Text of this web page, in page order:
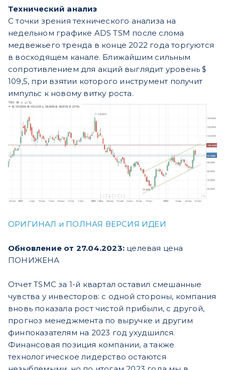
Технический анализ
С точки зрения технического анализа на
недельном графике ADS TSM после слома
медвежьего тренда в конце 2022 года торгуются
в восходящем канале. Ближайшим сильным
сопротивлением для акций выглядит уровень $
109,5, при взятии которого инструмент получит
импульс к новому витку роста.
ОРИГИНАЛ и ПОЛНАЯ ВЕРСИЯ ИДЕИ
Обновление от 27.04.2023: целевая цена
ПОНИЖЕНА
Отчет TSMC за 1-й квартал оставил смешанные
чувства у инвесторов: с одной стороны, компания
вновь показала рост чистой прибыли, с другой,
прогноз менеджмента по выручке и другим
финпоказателям на 2023 год ухудшился.
Финансовая позиция компании, а также
технологическое лидерство остаются